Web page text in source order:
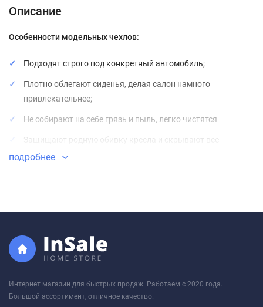
Описание
Особенности модельных чехлов:
Подходят строго под конкретный автомобиль;
Плотно облегают сиденья, делая салон намного
привлекательнее;
Не собирают на себе грязь и пыль, легко чистятся
Защищают родную обивку кресла и скрывают все
дефекты кресел, если они изношены;
полиуретановым покрытием на хлопковой основе.
вызывающий аллергической реакции.
Тыльные и боковые части чехлов сделаны из гладкой
экокожи, а центральная часть из перфорированной
экокожи, алькантары или велюра.
подробнее
Интернет магазин для быстрых продаж. Работаем с 2020 года.
Большой ассортимент, отличное качество.